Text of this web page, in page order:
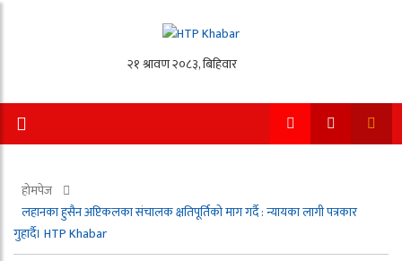
होमपेज
लहानका हुसैन अप्टिकलका संचालक क्षतिपूर्तिको माग गर्दै : न्यायका लागी पत्रकार
गुहार्दै। HTP Khabar